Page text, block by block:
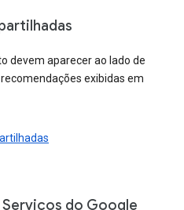
devem aparecer ao lado de
exibidas em
Serviços do Google